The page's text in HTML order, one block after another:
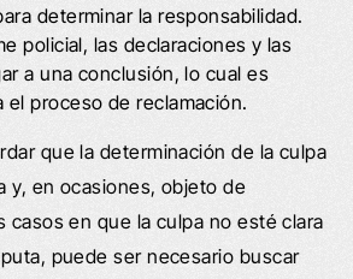
determinar la responsabilidad.
policial, las declaraciones y las
a una conclusión, lo cual es
el proceso de reclamación.
que la determinación de la culpa
y, en ocasiones, objeto de
casos en que la culpa no esté clara
puede ser necesario buscar